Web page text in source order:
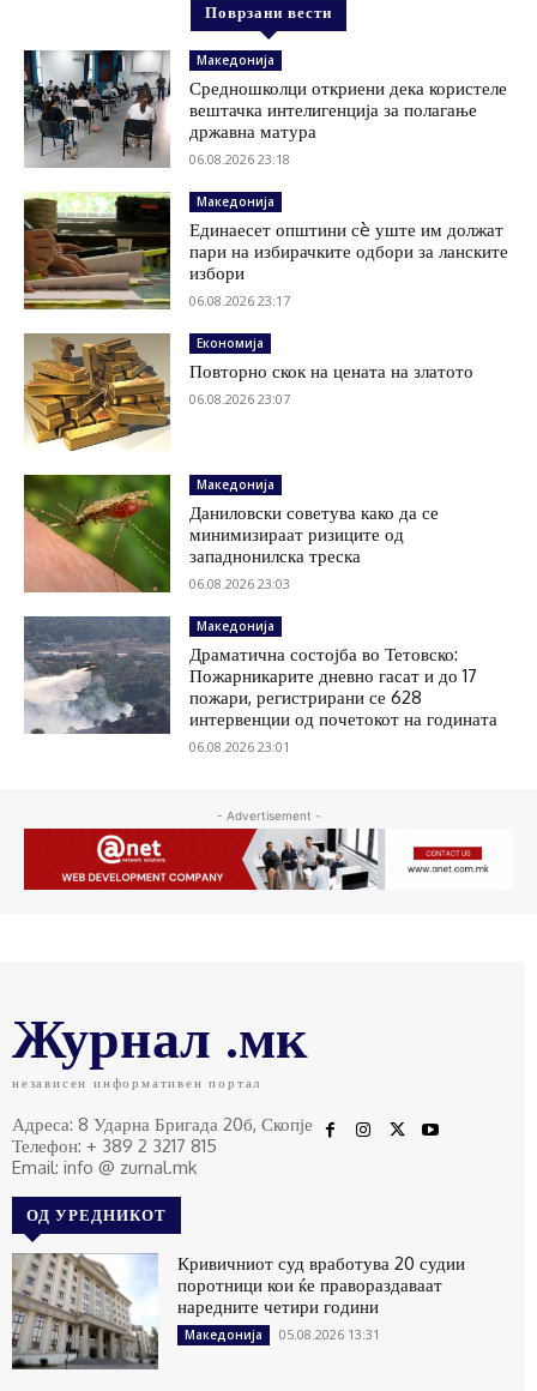
Поврзани вести
Македонија
Средношколци откриени дека користеле
вештачка интелигенција за полагање
државна матура
06.08.2026 23:18
Македонија
Единаесет општини сè уште им должат
пари на избирачките одбори за ланските
избори
06.08.2026 23:17
Економија
Повторно скок на цената на златото
06.08.2026 23:07
Македонија
Даниловски советува како да се
минимизираат ризиците од
западнонилска треска
06.08.2026 23:03
Македонија
Драматична состојба во Тетовско:
Пожарникарите дневно гасат и до 17
пожари, регистрирани се 628
интервенции од почетокот на годината
06.08.2026 23:01
- Advertisement -
Журнал .мк
независен информативен портал
Адреса: 8 Ударна Бригада 20б, Скопје
Телефон: + 389 2 3217 815
Email: info @ zurnal.mk
ОД УРЕДНИКОТ
Кривичниот суд вработува 20 судии
поротници кои ќе правораздаваат
наредните четири години
Македонија 05.08.2026 13:31